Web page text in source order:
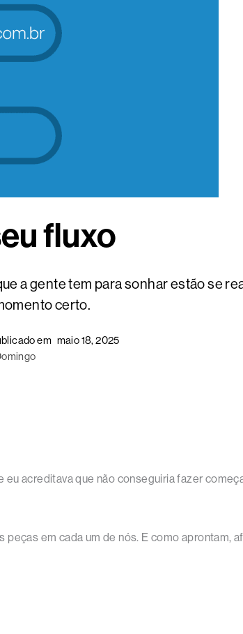
fluxo
a gente tem para sonhar estão se
certo.
em maio 18, 2025
acreditava que não conseguiria fazer
em cada um de nós. E como aprontam,